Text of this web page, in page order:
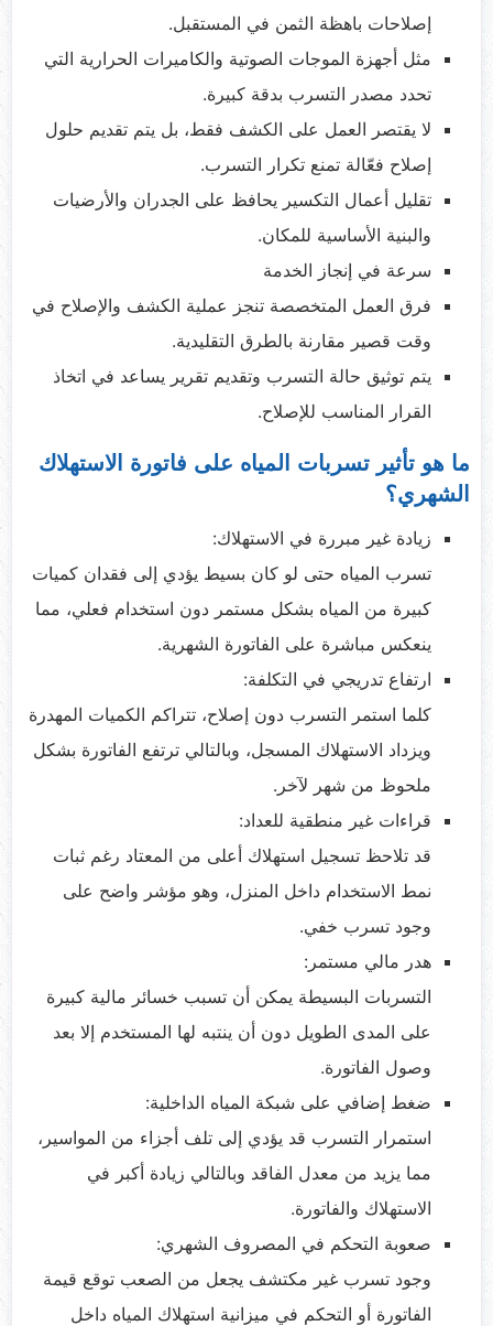
إصلاحات باهظة الثمن في المستقبل.
مثل أجهزة الموجات الصوتية والكاميرات الحرارية التي
تحدد مصدر التسرب بدقة كبيرة.
لا يقتصر العمل على الكشف فقط، بل يتم تقديم حلول
إصلاح فعّالة تمنع تكرار التسرب.
تقليل أعمال التكسير يحافظ على الجدران والأرضيات
والبنية الأساسية للمكان.
سرعة في إنجاز الخدمة
فرق العمل المتخصصة تنجز عملية الكشف والإصلاح في
وقت قصير مقارنة بالطرق التقليدية.
يتم توثيق حالة التسرب وتقديم تقرير يساعد في اتخاذ
القرار المناسب للإصلاح.
ما هو تأثير تسربات المياه على فاتورة الاستهلاك
الشهري؟
زيادة غير مبررة في الاستهلاك:
تسرب المياه حتى لو كان بسيط يؤدي إلى فقدان كميات
كبيرة من المياه بشكل مستمر دون استخدام فعلي، مما
ينعكس مباشرة على الفاتورة الشهرية.
ارتفاع تدريجي في التكلفة:
كلما استمر التسرب دون إصلاح، تتراكم الكميات المهدرة
ويزداد الاستهلاك المسجل، وبالتالي ترتفع الفاتورة بشكل
ملحوظ من شهر لآخر.
قراءات غير منطقية للعداد:
قد تلاحظ تسجيل استهلاك أعلى من المعتاد رغم ثبات
نمط الاستخدام داخل المنزل، وهو مؤشر واضح على
وجود تسرب خفي.
هدر مالي مستمر:
التسربات البسيطة يمكن أن تسبب خسائر مالية كبيرة
على المدى الطويل دون أن ينتبه لها المستخدم إلا بعد
وصول الفاتورة.
ضغط إضافي على شبكة المياه الداخلية:
استمرار التسرب قد يؤدي إلى تلف أجزاء من المواسير،
مما يزيد من معدل الفاقد وبالتالي زيادة أكبر في
الاستهلاك والفاتورة.
صعوبة التحكم في المصروف الشهري:
وجود تسرب غير مكتشف يجعل من الصعب توقع قيمة
الفاتورة أو التحكم في ميزانية استهلاك المياه داخل